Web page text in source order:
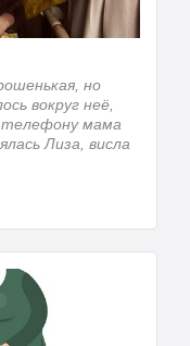
но
вокруг неё,
телефону мама
Лиза, висла